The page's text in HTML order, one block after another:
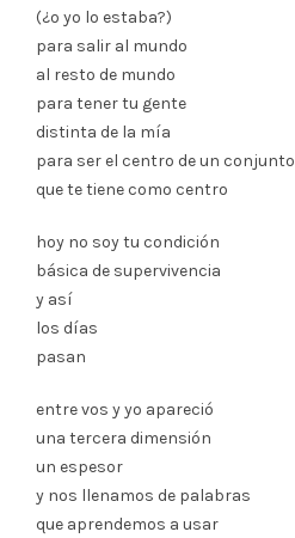
(¿o yo lo estaba?)
para salir al mundo
al resto de mundo
para tener tu gente
distinta de la mía
para ser el centro de un conjunto
que te tiene como centro
hoy no soy tu condición
básica de supervivencia
y así
los días
pasan
entre vos y yo apareció
una tercera dimensión
un espesor
y nos llenamos de palabras
que aprendemos a usar